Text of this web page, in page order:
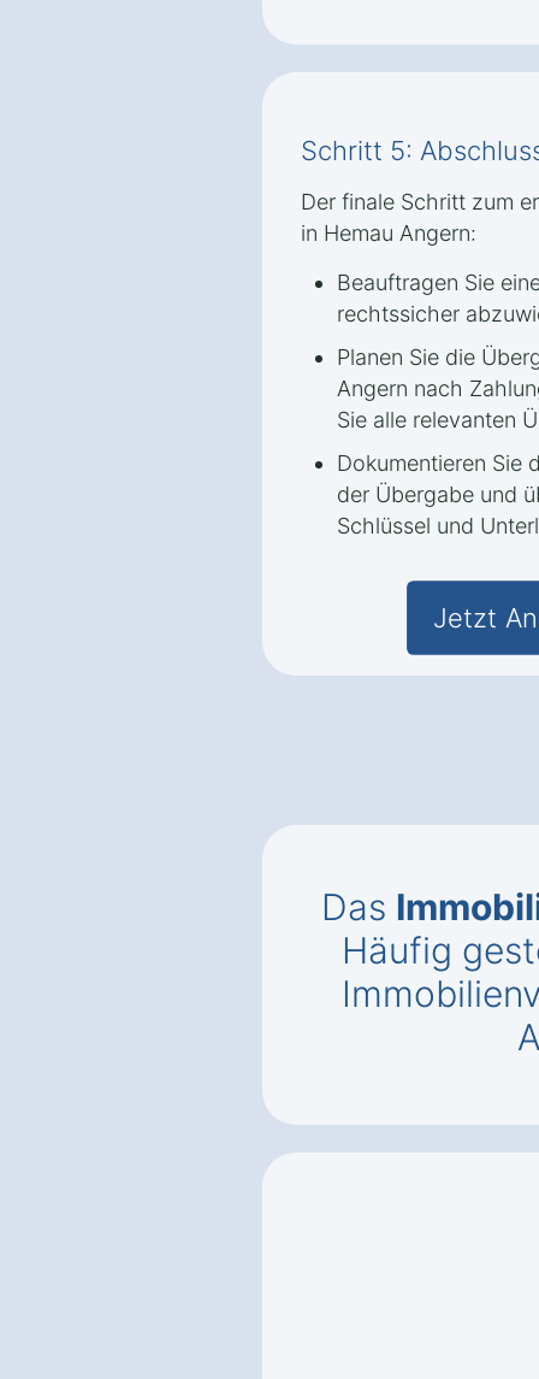
Schritt 5:
Der finale Schritt zum
in Hemau Angern:
Beauftragen Sie
rechtssicher
Planen Sie die
Angern nach
Sie alle relevanten
Dokumentieren Sie
der Übergabe und
Schlüssel und
Jetzt
Das
Häufig